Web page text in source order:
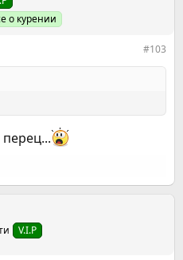
о курении
#103
V.I.P